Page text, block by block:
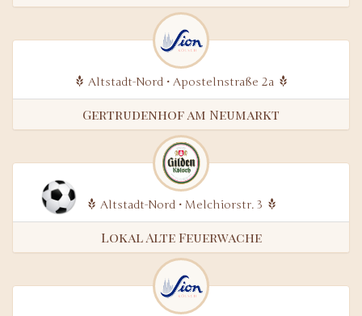
Altstadt-Nord • Apostelnstraße 2a
Gertrudenhof am Neumarkt
Altstadt-Nord • Melchiorstr. 3
Lokal Alte Feuerwache